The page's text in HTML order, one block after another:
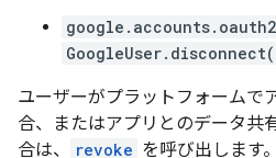
ユーザーがプラットフォームで
合、またはアプリとのデータ共
合は、
revoke を呼び出します。